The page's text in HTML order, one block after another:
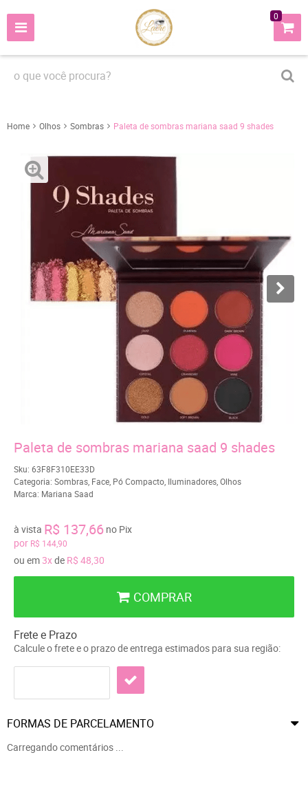
0
Home Olhos Sombras Paleta de sombras mariana saad 9 shades
Paleta de sombras mariana saad 9 shades
Sku: 63F8F310EE33D
Categoria: Sombras Face Pó Compacto Iluminadores Olhos
Marca: Mariana Saad
por R$ 144,90
à vista R$ 137,66 no Pix
ou em3xde R$ 48,30
COMPRAR
Frete e Prazo
Calcule o frete e o prazo de entrega estimados para sua região:
FORMAS DE PARCELAMENTO
Carregando comentários ...